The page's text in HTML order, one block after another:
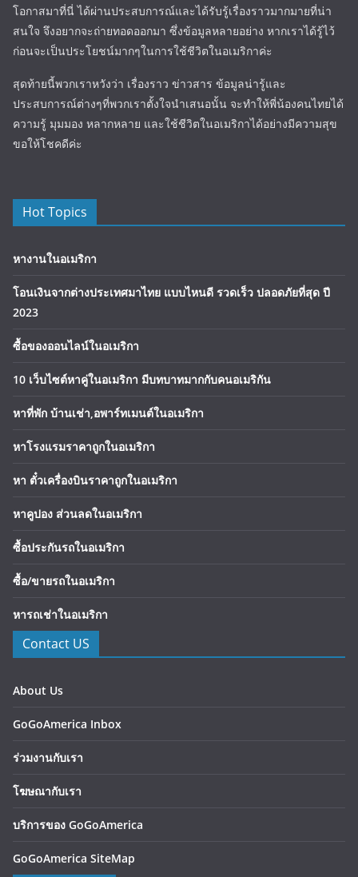
โอกาสมาที่นี่ ได้ผ่านประสบการณ์และได้รับรู้เรื่องราวมากมายที่น่า
สนใจ จึงอยากจะถ่ายทอดออกมา ซึ่งข้อมูลหลายอย่าง หากเราได้รู้ไว้
ก่อนจะเป็นประโยชน์มากๆในการใช้ชีวิตในอเมริกาค่ะ
สุดท้ายนี้พวกเราหวังว่า เรื่องราว ข่าวสาร ข้อมูลน่ารู้และ
ประสบการณ์ต่างๆที่พวกเราตั้งใจนำเสนอนั้น จะทำให้พี่น้องคนไทยได้
ความรู้ มุมมอง หลากหลาย และใช้ชีวิตในอเมริกาได้อย่างมีความสุข
ขอให้โชคดีค่ะ
Hot Topics
หางานในอเมริกา
โอนเงินจากต่างประเทศมาไทย แบบไหนดี รวดเร็ว ปลอดภัยที่สุด ปี
2023
ซื้อของออนไลน์ในอเมริกา
10 เว็บไซต์หาคู่ในอเมริกา มีบทบาทมากกับคนอเมริกัน
หาที่พัก บ้านเช่า,อพาร์ทเมนต์ในอเมริกา
หาโรงแรมราคาถูกในอเมริกา
หา ตั๋วเครื่องบินราคาถูกในอเมริกา
หาคูปอง ส่วนลดในอเมริกา
ซื้อประกันรถในอเมริกา
ซื้อ/ขายรถในอเมริกา
หารถเช่าในอเมริกา
Contact US
About Us
GoGoAmerica Inbox
ร่วมงานกับเรา
โฆษณากับเรา
บริการของ GoGoAmerica
GoGoAmerica SiteMap